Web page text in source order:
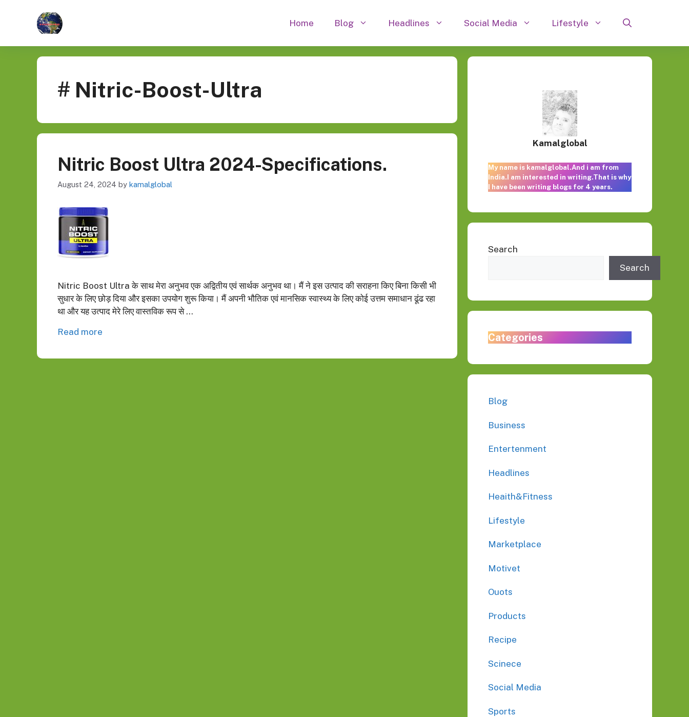
Home Blog Headlines Social Media Lifestyle
# Nitric-Boost-Ultra
Nitric Boost Ultra 2024-Specifications.
August 24, 2024 by kamalglobal
Nitric Boost Ultra के साथ मेरा अनुभव एक अद्वितीय एवं सार्थक अनुभव था। मैं ने इस उत्पाद की सराहना किए बिना किसी भी
सुधार के लिए छोड़ दिया और इसका उपयोग शुरू किया। मैं अपनी भौतिक एवं मानसिक स्वास्थ्य के लिए कोई उत्तम समाधान ढूंढ रहा
था और यह उत्पाद मेरे लिए वास्तविक रूप से …
Read more
Kamalglobal
My name is kamalglobal.And i am from
India.I am interested in writing.That is why
I have been writing blogs for 4 years.
Search
Search
Categories
Blog
Business
Entertenment
Headlines
Heaith&Fitness
Lifestyle
Marketplace
Motivet
Ouots
Products
Recipe
Scinece
Social Media
Sports